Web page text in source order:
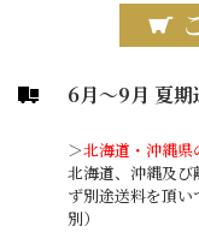
6月～9月 夏期
＞北海道・沖縄県
北海道、沖縄及び
ず別途送料を頂
別）